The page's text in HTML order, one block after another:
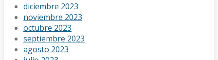
diciembre 2023
noviembre 2023
octubre 2023
septiembre 2023
agosto 2023